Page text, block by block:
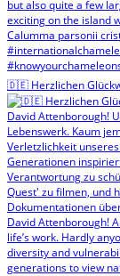
🇩🇪 Herzlichen